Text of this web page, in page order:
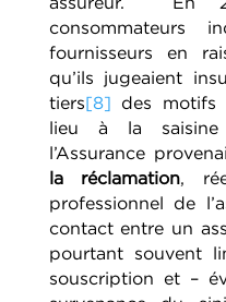
consommateurs
fournisseurs en
qu’ils jugeaient
tiers[8] des motifs
lieu à la
l’Assurance
la réclamation,
professionnel de
contact entre un
pourtant souvent
souscription et –